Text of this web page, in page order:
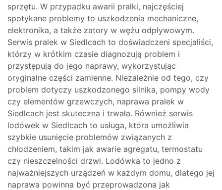
sprzętu. W przypadku awarii pralki, najczęściej
spotykane problemy to uszkodzenia mechaniczne,
elektronika, a także zatory w wężu odpływowym.
Serwis pralek w Siedlcach to doświadczeni specjaliści,
którzy w krótkim czasie diagnozują problem i
przystępują do jego naprawy, wykorzystując
oryginalne części zamienne. Niezależnie od tego, czy
problem dotyczy uszkodzonego silnika, pompy wody
czy elementów grzewczych, naprawa pralek w
Siedlcach jest skuteczna i trwała. Również serwis
lodówek w Siedlcach to usługa, która umożliwia
szybkie usunięcie problemów związanych z
chłodzeniem, takim jak awarie agregatu, termostatu
czy nieszczelności drzwi. Lodówka to jedno z
najważniejszych urządzeń w każdym domu, dlatego jej
naprawa powinna być przeprowadzona jak